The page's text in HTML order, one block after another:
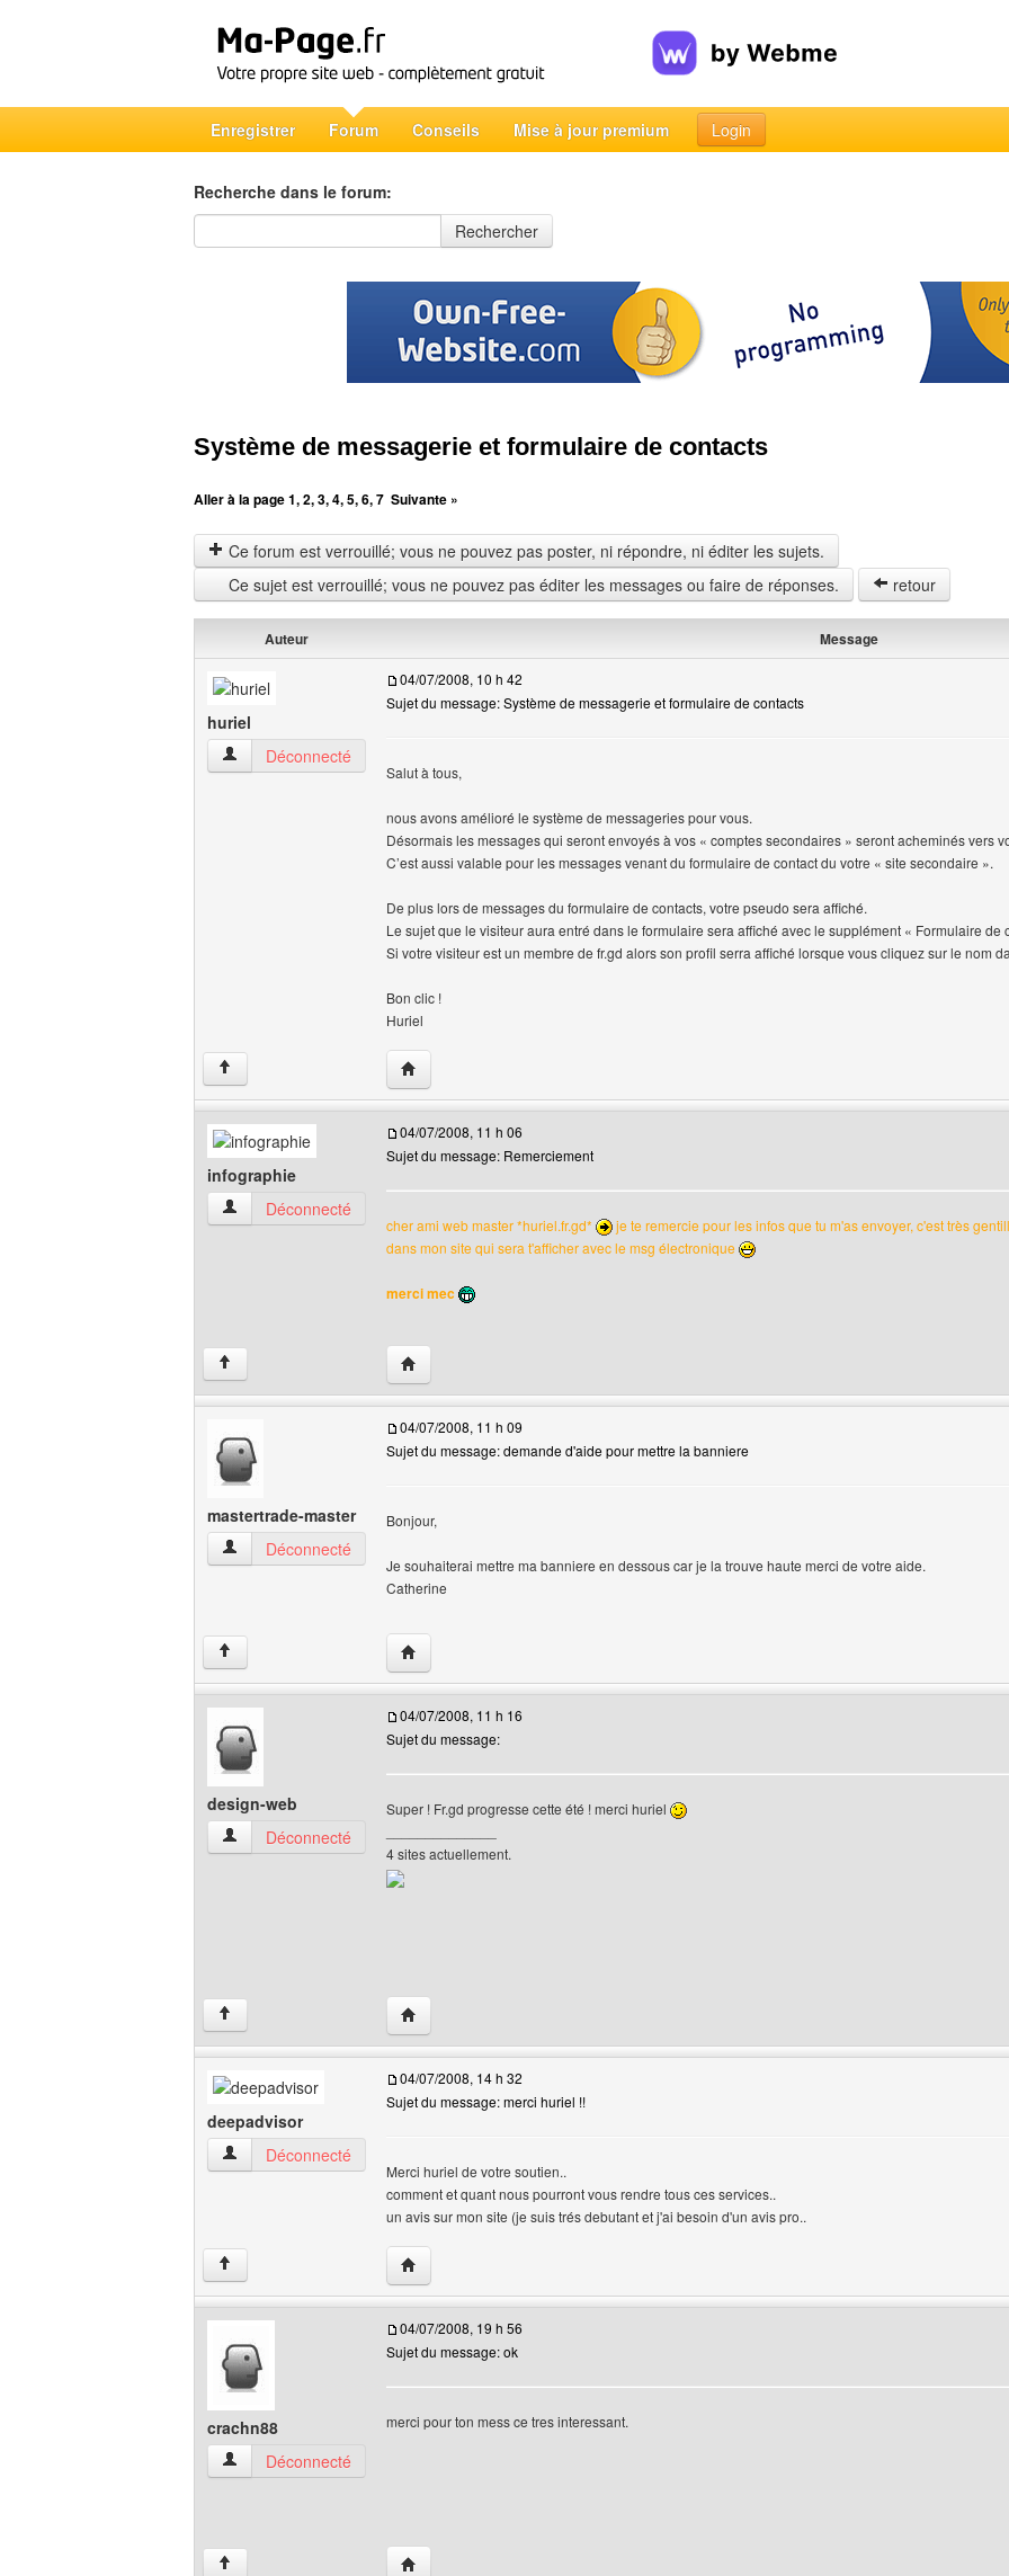
Enregistrer Forum Conseils Mise à jour premium Login
Recherche dans le forum:
Recherche dans le forum
Rechercher
Système de messagerie et formulaire de contacts
Aller à la page1,2,3,4,5,6,7 Suivante »
Ce forum est verrouillé; vous ne pouvez pas poster, ni répondre, ni éditer les sujets.
Ce sujet est verrouillé; vous ne pouvez pas éditer les messages ou faire de réponses.
retour
Auteur Message
huriel
huriel Voir le profil de l'utilisateur
Déconnecté
04/07/2008, 10 h 42
Sujet du message: Système de messagerie et formulaire de contacts
Salut à tous,
nous avons amélioré le système de messageries pour vous.
Désormais les messages qui seront envoyés à vos « comptes secondaires » seront acheminés vers
C’est aussi valable pour les messages venant du formulaire de contact du votre « site secondaire ».
De plus lors de messages du formulaire de contacts, votre pseudo sera affiché.
Le sujet que le visiteur aura entré dans le formulaire sera affiché avec le supplément « Formulaire de
Si votre visiteur est un membre de fr.gd alors son profil serra affiché lorsque vous cliquez sur le nom
Bon clic !
Huriel
↑ Visiter le site web de l'utilisateur: huriel
infographie
infographie Voir le profil de l'utilisateur
Déconnecté
04/07/2008, 11 h 06
Sujet du message: Remerciement
cher ami web master *huriel.fr.gd*
je te remercie pour les infos que tu m'as envoyer, c'est très
dans mon site qui sera t'afficher avec le msg électronique
merci mec
↑ Visiter le site web de l'utilisateur: infographie
mastertrade-master
mastertrade-master Voir le profil de l'utilisateur
Déconnecté
04/07/2008, 11 h 09
Sujet du message: demande d'aide pour mettre la banniere
Bonjour,
Je souhaiterai mettre ma banniere en dessous car je la trouve haute merci de votre aide.
Catherine
↑ Visiter le site web de l'utilisateur: mastertrade-master
design-web
design-web Voir le profil de l'utilisateur
Déconnecté
04/07/2008, 11 h 16
Sujet du message:
Super ! Fr.gd progresse cette été ! merci huriel
4 sites actuellement.
↑ Visiter le site web de l'utilisateur: design-web
deepadvisor
deepadvisor Voir le profil de l'utilisateur
Déconnecté
04/07/2008, 14 h 32
Sujet du message: merci huriel !!
Merci huriel de votre soutien..
comment et quant nous pourront vous rendre tous ces services..
un avis sur mon site (je suis trés debutant et j'ai besoin d'un avis pro..
↑ Visiter le site web de l'utilisateur: deepadvisor
crachn88
crachn88 Voir le profil de l'utilisateur
Déconnecté
04/07/2008, 19 h 56
Sujet du message: ok
merci pour ton mess ce tres interessant.
↑ Visiter le site web de l'utilisateur: crachn88